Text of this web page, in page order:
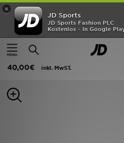
×
JD Sports
JD Sports Fashion PLC
Kostenlos - In Google
Startseite
Herren Herrenschuhe
adidas Originals 'Adilette
40,00€
inkl. MwST.
Startseite
ANGEBOTE
Herren